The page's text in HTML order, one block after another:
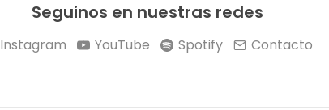
Seguinos en nuestras redes
Instagram YouTube Spotify Contacto